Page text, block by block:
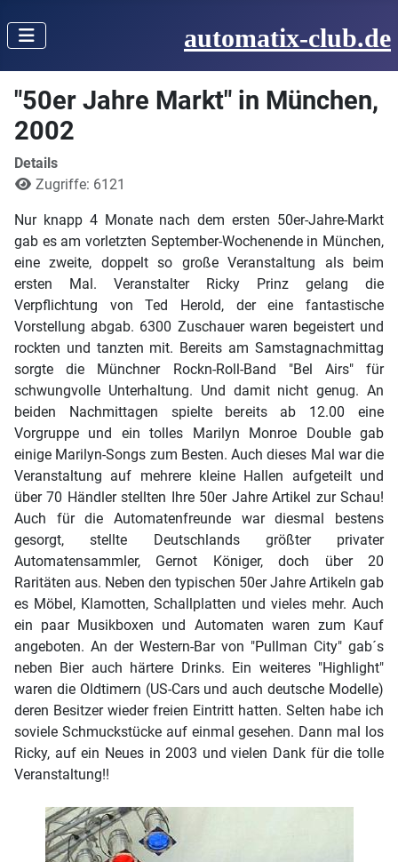
automatix-club.de
"50er Jahre Markt" in München,
2002
Details
Zugriffe: 6121
Nur knapp 4 Monate nach dem ersten 50er-Jahre-Markt
gab es am vorletzten September-Wochenende in München,
eine zweite, doppelt so große Veranstaltung als beim
ersten Mal. Veranstalter Ricky Prinz gelang die
Verpflichtung von Ted Herold, der eine fantastische
Vorstellung abgab. 6300 Zuschauer waren begeistert und
rockten und tanzten mit. Bereits am Samstagnachmittag
sorgte die Münchner Rockn-Roll-Band "Bel Airs" für
schwungvolle Unterhaltung. Und damit nicht genug. An
beiden Nachmittagen spielte bereits ab 12.00 eine
Vorgruppe und ein tolles Marilyn Monroe Double gab
einige Marilyn-Songs zum Besten. Auch dieses Mal war die
Veranstaltung auf mehrere kleine Hallen aufgeteilt und
über 70 Händler stellten Ihre 50er Jahre Artikel zur Schau!
Auch für die Automatenfreunde war diesmal bestens
gesorgt, stellte Deutschlands größter privater
Automatensammler, Gernot Königer, doch über 20
Raritäten aus. Neben den typischen 50er Jahre Artikeln gab
es Möbel, Klamotten, Schallplatten und vieles mehr. Auch
ein paar Musikboxen und Automaten waren zum Kauf
angeboten. An der Western-Bar von "Pullman City" gab´s
neben Bier auch härtere Drinks. Ein weiteres "Highlight"
waren die Oldtimern (US-Cars und auch deutsche Modelle)
deren Besitzer wieder freien Eintritt hatten. Selten habe ich
soviele Schmuckstücke auf einmal gesehen. Dann mal los
Ricky, auf ein Neues in 2003 und vielen Dank für die tolle
Veranstaltung!!